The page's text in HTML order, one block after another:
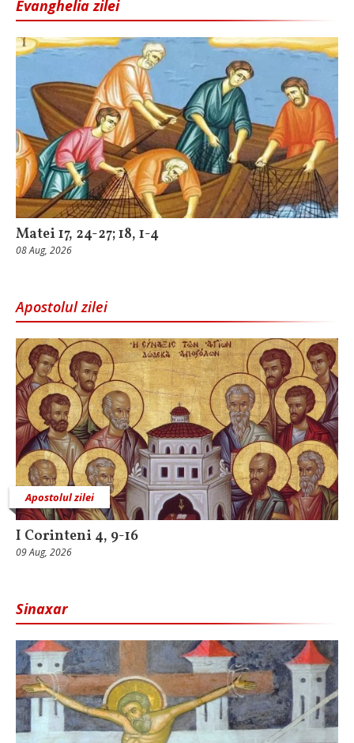
Evanghelia zilei
Matei 17, 24-27; 18, 1-4
08 Aug, 2026
Apostolul zilei
Apostolul zilei
I Corinteni 4, 9-16
09 Aug, 2026
Sinaxar